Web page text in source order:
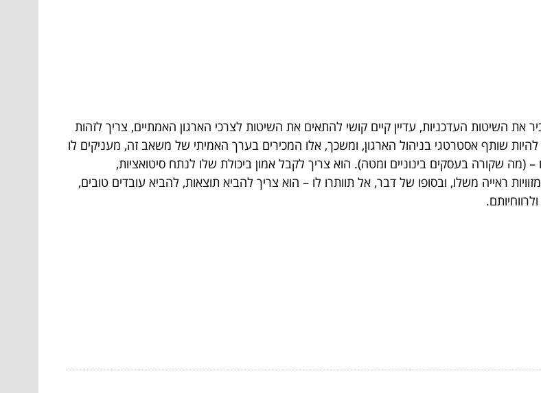
את השיטות העדכניות, עדיין קיים קושי להתאים את השיטות לצרכי הארגון האמתיים, צריך לזהות
שותף אסטרטגי בניהול הארגון, ומשכך, אלו המכירים בערך האמיתי של משאב זה, מעניקים לו
(מה שקורה בעסקים בינוניים ומטה). הוא צריך לקבל אמון ביכולת שלו לנתח סיטואציות,
ראייה משלו, ובסופו של דבר, אל תוותרו לו – הוא צריך להביא תוצאות, להביא עובדים טובים,